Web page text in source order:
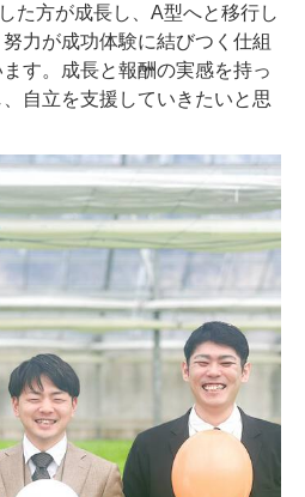
た方が成長し、A型へと移行し
力が成功体験に結びつく仕組
す。成長と報酬の実感を持っ
自立を支援していきたいと思